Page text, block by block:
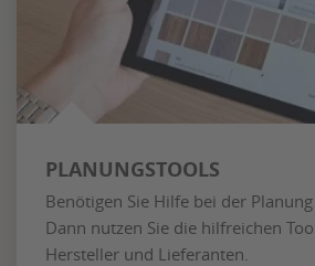
PLANUNGSTOOLS
Benötigen Sie Hilfe bei der
Dann nutzen Sie die hilfreichen
Hersteller und Lieferanten.